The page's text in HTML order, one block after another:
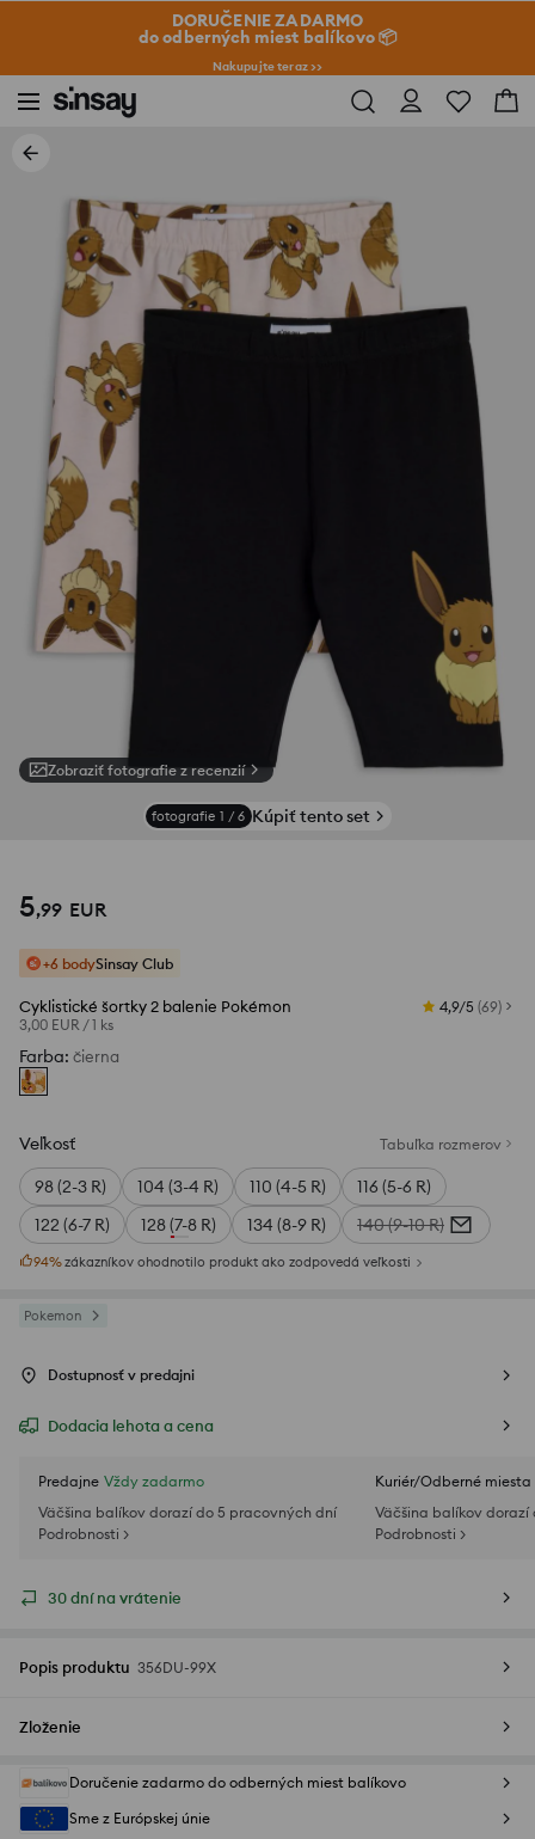
DORUČENIE ZADARMO
do odberných miest balíkovo 📦
Nakupujte teraz >>
Zobraziť fotografie z recenzií
fotografie 1 / 6 Kúpiť tento set
5,99 EUR
+6 bodySinsay Club
Cyklistické šortky 2 balenie Pokémon
3,00 EUR /1 ks
4,9/5 (69)
Farba: čierna
Veľkosť Tabuľka rozmerov
98 (2-3 R) 104 (3-4 R) 110 (4-5 R)
116 (5-6 R)
122 (6-7 R)
128 (7-8 R) 134 (8-9 R) 140 (9-10 R)
94%zákazníkov ohodnotilo produkt ako zodpovedá veľkosti
Pokemon
Dostupnosť v predajni
Dodacia lehota a cena
Predajne Vždy zadarmo
Väčšina balíkov dorazí do 5 pracovných dní
Podrobnosti >
Kuriér/Odberné miesta
Väčšina balíkov
Podrobnosti >
30 dní na vrátenie
Popis produktu 356DU-99X
Zloženie
Doručenie zadarmo do odberných miest balíkovo
Sme z Európskej únie